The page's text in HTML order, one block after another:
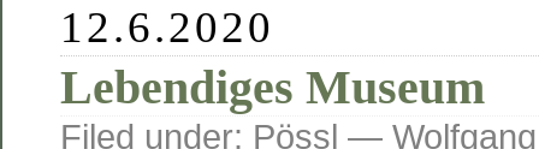
12.6.2020
Lebendiges Museum
Filed under: Pössl —